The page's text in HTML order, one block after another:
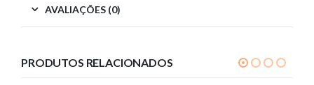
AVALIAÇÕES (0)
PRODUTOS RELACIONADOS